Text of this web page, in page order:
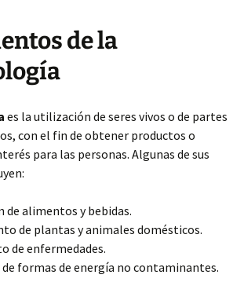
de la
es la utilización de seres vivos o de partes
con el fin de obtener productos o
para las personas. Algunas de sus
de alimentos y bebidas.
de plantas y animales domésticos.
de enfermedades.
formas de energía no contaminantes.